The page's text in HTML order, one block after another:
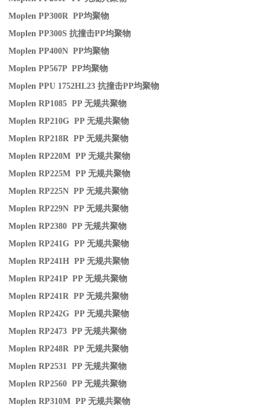
Moplen PP300R PP均聚物
Moplen PP300S抗撞击PP均聚物
Moplen PP400N PP均聚物
Moplen PP567P PP均聚物
Moplen PPU 1752HL23抗撞击PP均聚物
Moplen RP1085 PP无规共聚物
Moplen RP210G PP无规共聚物
Moplen RP218R PP无规共聚物
Moplen RP220M PP无规共聚物
Moplen RP225M PP无规共聚物
Moplen RP225N PP无规共聚物
Moplen RP229N PP无规共聚物
Moplen RP2380 PP无规共聚物
Moplen RP241G PP无规共聚物
Moplen RP241H PP无规共聚物
Moplen RP241P PP无规共聚物
Moplen RP241R PP无规共聚物
Moplen RP242G PP无规共聚物
Moplen RP2473 PP无规共聚物
Moplen RP248R PP无规共聚物
Moplen RP2531 PP无规共聚物
Moplen RP2560 PP无规共聚物
Moplen RP310M PP无规共聚物